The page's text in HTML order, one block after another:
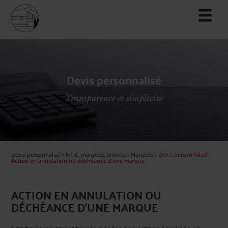
Devis personnalisé
Transparence et simplicité
Devis personnalisé>NTIC, marques, brevets>Marques>Devis personnalisé :
Action en annulation ou déchéance d'une marque
ACTION EN ANNULATION OU
DÉCHÉANCE D'UNE MARQUE